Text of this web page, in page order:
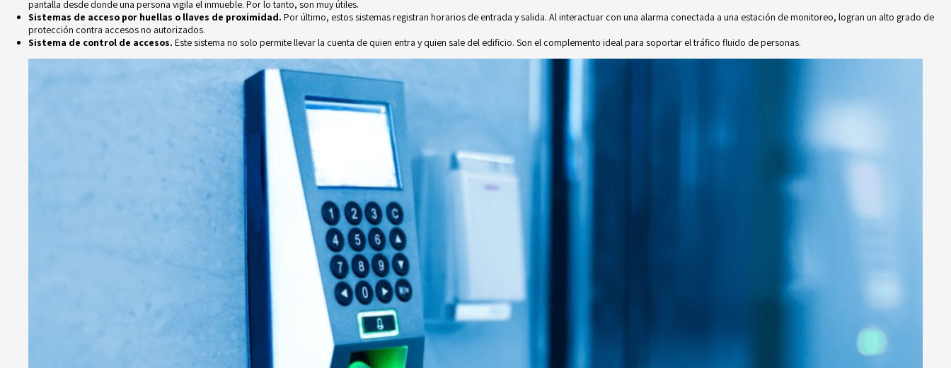
pantalla desde donde una persona vigila el inmueble. Por lo tanto, son muy útiles.
Sistemas de acceso por huellas o llaves de proximidad. Por último, estos sistemas registran horarios de entrada y salida. Al interactuar con una alarma conectada a una estación de monitoreo, logran un alto grado de
protección contra accesos no autorizados.
Sistema de control de accesos. Este sistema no solo permite llevar la cuenta de quien entra y quien sale del edificio. Son el complemento ideal para soportar el tráfico fluido de personas.